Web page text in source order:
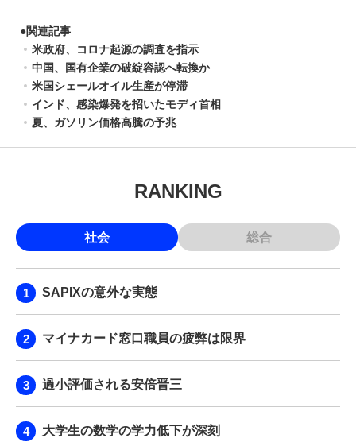
●関連記事
米政府、コロナ起源の調査を指示
中国、国有企業の破綻容認へ転換か
米国シェールオイル生産が停滞
インド、感染爆発を招いたモディ首相
夏、ガソリン価格高騰の予兆
RANKING
社会 総合
SAPIXの意外な実態
マイナカード窓口職員の疲弊は限界
過小評価される安倍晋三
大学生の数学の学力低下が深刻